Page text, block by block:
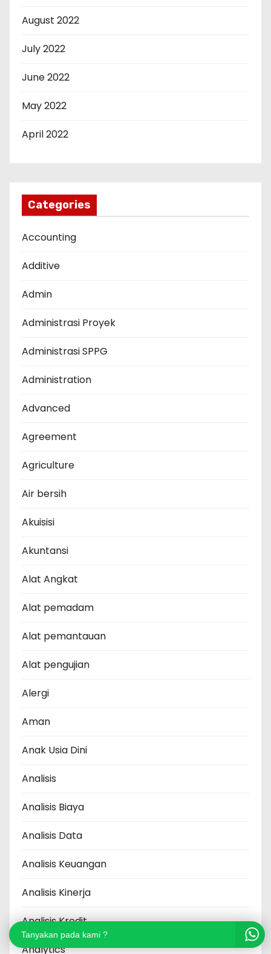
August 2022
July 2022
June 2022
May 2022
April 2022
Categories
Accounting
Additive
Admin
Administrasi Proyek
Administrasi SPPG
Administration
Advanced
Agreement
Agriculture
Air bersih
Akuisisi
Akuntansi
Alat Angkat
Alat pemadam
Alat pemantauan
Alat pengujian
Alergi
Aman
Anak Usia Dini
Analisis
Analisis Biaya
Analisis Data
Analisis Keuangan
Analisis Kinerja
Analisis Kredit
Analytics
Tanyakan pada kami ?